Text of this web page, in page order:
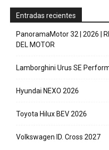
Entradas recientes
PanoramaMotor 32 | 2026 |
DEL MOTOR
Lamborghini Urus SE
Hyundai NEXO 2026
Toyota Hilux BEV 2026
Volkswagen ID. Cross 2027